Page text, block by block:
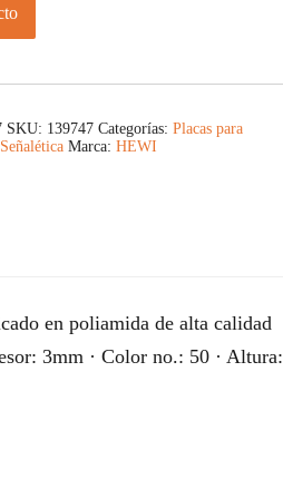
SKU: 139747 Categorías: Placas para
Señalética Marca: HEWI
en poliamida de alta calidad
3mm · Color no.: 50 · Altura: